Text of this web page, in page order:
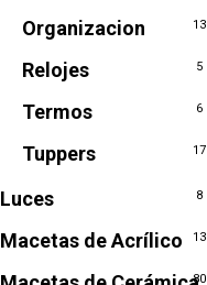
Organizacion 13
Relojes 5
Termos 6
Tuppers 17
Luces 8
Macetas de Acrílico 13
80